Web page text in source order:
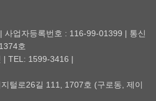
사업자등록번호 : 116-99-01399 | 통신
호
| TEL: 1599-3416 |
털로26길 111, 1707호 (구로동, 제이